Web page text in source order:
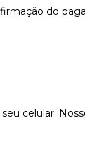
do
celular.